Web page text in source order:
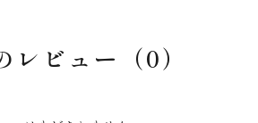
レビュー（0）